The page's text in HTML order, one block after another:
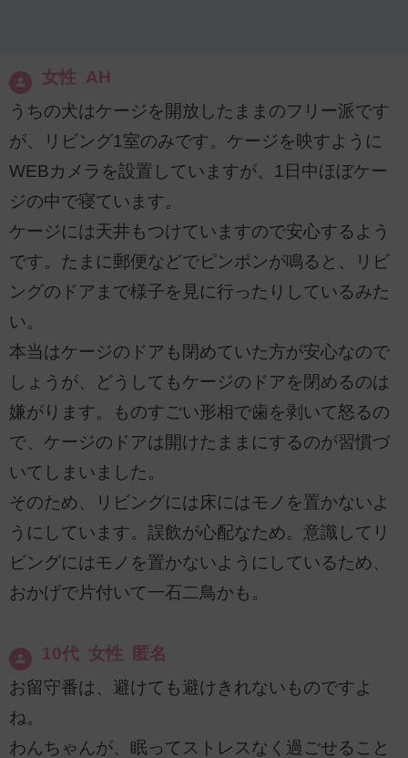
女性 AH
うちの犬はケージを開放したままのフリー派です
が、リビング1室のみです。ケージを映すように
WEBカメラを設置していますが、1日中ほぼケー
ジの中で寝ています。
ケージには天井もつけていますので安心するよう
です。たまに郵便などでピンポンが鳴ると、リビ
ングのドアまで様子を見に行ったりしているみた
い。
本当はケージのドアも閉めていた方が安心なので
しょうが、どうしてもケージのドアを閉めるのは
嫌がります。ものすごい形相で歯を剥いて怒るの
で、ケージのドアは開けたままにするのが習慣づ
いてしまいました。
そのため、リビングには床にはモノを置かないよ
うにしています。誤飲が心配なため。意識してリ
ビングにはモノを置かないようにしているため、
おかげで片付いて一石二鳥かも。
10代 女性 匿名
お留守番は、避けても避けきれないものですよ
ね。
わんちゃんが、眠ってストレスなく過ごせること